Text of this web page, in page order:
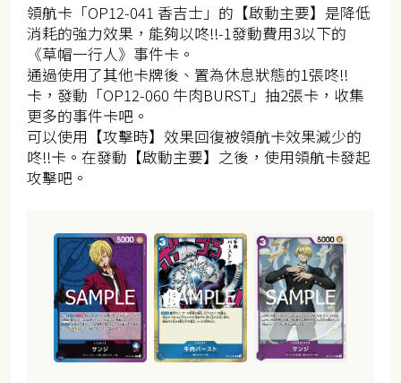
領航卡「OP12-041 香吉士」的【啟動主要】是降低
消耗的強力效果，能夠以咚!!-1發動費用3以下的
《草帽一行人》事件卡。
通過使用了其他卡牌後、置為休息狀態的1張咚!!
卡，發動「OP12-060 牛肉BURST」抽2張卡，收集
更多的事件卡吧。
可以使用【攻擊時】效果回復被領航卡效果減少的
咚!!卡。在發動【啟動主要】之後，使用領航卡發起
攻擊吧。